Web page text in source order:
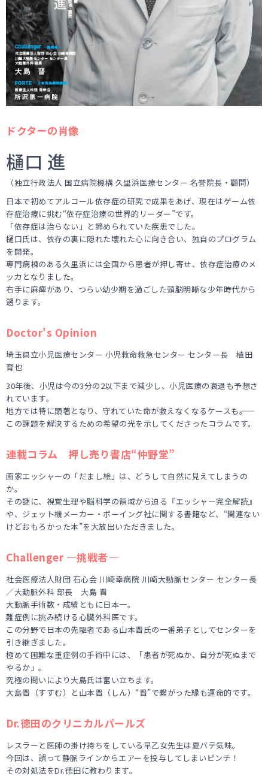
ドクターの肖像
樋口 進
（独立行政法人 国立病院機構 久里浜医療センター 名誉院長・顧問）
日本で初めてアルコール依存症の研究で成果をあげ、現在はゲーム依
存症治療に挑む“依存症治療の世界的リーダー”です。
「依存症は治らない」と諦められていた疾患でした。
樋口氏は、依存の裏に隠れた壊れた心に向き合い、独自のプログラム
を開発。
専門病棟のある久里浜には全国から患者が押し寄せ、依存症治療のメ
ッカとなりました。
右手に麻痺があり、つらい幼少期を過ごした頭脳明晰な少年時代から
遡ります。
Doctor's Opinion
埼玉県立小児医療センター 小児救命救急センター センター長 植田
育也
30年後、小児は今の3分の2以下まで減少し、小児医療の衰退も予想さ
れています。
地方では特に顕著となり、守れていた命が救えなくなるケースも――。
この課題を解決するための希望の光を示してくださったコラムです。
連載コラム 押し売り書店“仲野堂”
画家エッシャーの「だまし絵」は、どうして自然に見えてしまうの
か。
その謎に、視覚生理や脳科学の領域から迫る『エッシャー完全解読』
や、ジェット機メーカー・ボーイング社に関する書籍など、“関連ない
けどおもろかった本”を大放出いただきました。
Challenger ―挑戦者―
社会医療法人財団 石心会 川崎幸病院 川崎大動脈センター センター長
／大動脈外科 部長 大島 晋
大動脈手術数・成績ともに日本一。
難症例に挑み続ける心臓外科医です。
この分野で日本の先駆者である山本晋氏の一番弟子としてセンターを
引き継ぎました。
極めて困難な重症例の手術中には、「患者が死ぬか、自分が死ぬまで
やるか」。
究極の問いにより大島氏は奮い立ちます。
大島晋（すすむ）と山本晋（しん）“晋”で繋がった縁も運命的です。
Dr.徳田のクリニカルパールズ
レスラーと医師の掛け持ちをしている早乙女先生は夏バテ気味。
今回は、誤って静脈ラインからエアーを投与してしまいピンチ！
その対処法をDr.徳田に教わります。